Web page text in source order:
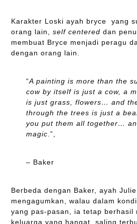
Karakter Loski ayah bryce yang
orang lain, self centered dan
membuat Bryce menjadi peragu
dengan orang lain.
“A painting is more than the
cow by itself is just a cow, a
is just grass, flowers… and
through the trees is just a
you put them all together…
magic .”,
– Baker
Berbeda dengan Baker, ayah
mengagumkan, walau dalam
yang pas-pasan, ia tetap berhasil
keluarga yang hangat, saling